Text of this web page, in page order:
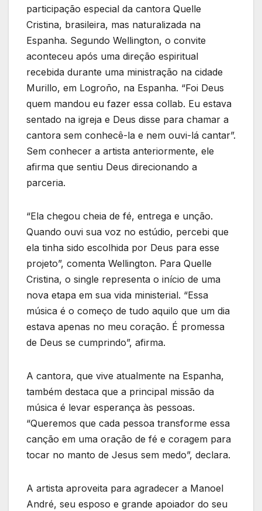
participação especial da cantora Quelle
Cristina, brasileira, mas naturalizada na
Espanha. Segundo Wellington, o convite
aconteceu após uma direção espiritual
recebida durante uma ministração na cidade
Murillo, em Logroño, na Espanha. “Foi Deus
quem mandou eu fazer essa collab. Eu estava
sentado na igreja e Deus disse para chamar a
cantora sem conhecê-la e nem ouvi-lá cantar”.
Sem conhecer a artista anteriormente, ele
afirma que sentiu Deus direcionando a
parceria.
“Ela chegou cheia de fé, entrega e unção.
Quando ouvi sua voz no estúdio, percebi que
ela tinha sido escolhida por Deus para esse
projeto”, comenta Wellington. Para Quelle
Cristina, o single representa o início de uma
nova etapa em sua vida ministerial. “Essa
música é o começo de tudo aquilo que um dia
estava apenas no meu coração. É promessa
de Deus se cumprindo”, afirma.
A cantora, que vive atualmente na Espanha,
também destaca que a principal missão da
música é levar esperança às pessoas.
“Queremos que cada pessoa transforme essa
canção em uma oração de fé e coragem para
tocar no manto de Jesus sem medo”, declara.
A artista aproveita para agradecer a Manoel
André, seu esposo e grande apoiador do seu